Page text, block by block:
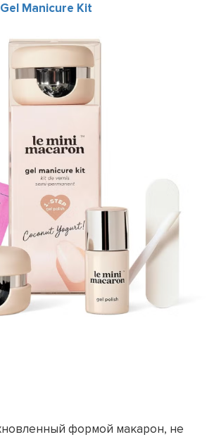
Manicure Kit
формой макарон, не